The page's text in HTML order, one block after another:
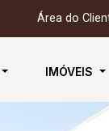
Área do
IMÓVEIS